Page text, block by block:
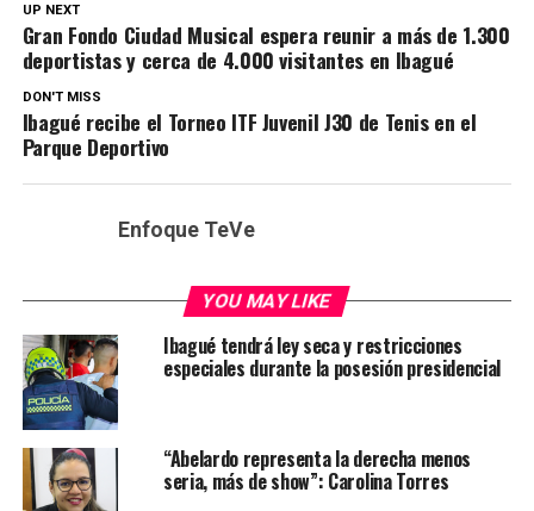
UP NEXT
Gran Fondo Ciudad Musical espera reunir a más de 1.300
deportistas y cerca de 4.000 visitantes en Ibagué
DON'T MISS
Ibagué recibe el Torneo ITF Juvenil J30 de Tenis en el
Parque Deportivo
Enfoque TeVe
YOU MAY LIKE
Ibagué tendrá ley seca y restricciones
especiales durante la posesión presidencial
“Abelardo representa la derecha menos
seria, más de show”: Carolina Torres